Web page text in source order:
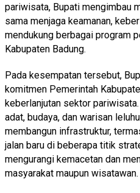
pariwisata, Bupati mengimbau
sama menjaga keamanan,
mendukung berbagai program
Kabupaten Badung.
Pada kesempatan tersebut,
komitmen Pemerintah
keberlanjutan sektor
adat, budaya, dan warisan
membangun infrastruktur,
jalan baru di beberapa titik
mengurangi kemacetan dan
masyarakat maupun wisatawan.